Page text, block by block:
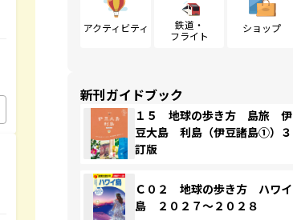
アクティビティ
鉄道・
フライト
ショップ
新刊ガイドブック
１５ 地球の歩き方 島旅 伊
豆大島 利島（伊豆諸島①）３
訂版
Ｃ０２ 地球の歩き方 ハワイ
島 ２０２７～２０２８